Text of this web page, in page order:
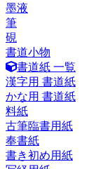
墨液
筆
硯
書道小物
書道紙 一覧
漢字用 書道紙
かな用 書道紙
料紙
古筆臨書用紙
奉書紙
書き初め用紙